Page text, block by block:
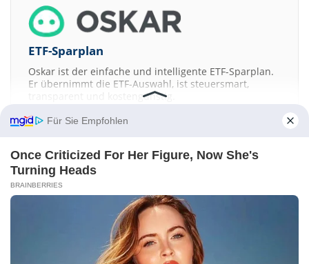
ETF-Sparplan
Oskar ist der einfache und intelligente ETF-Sparplan.
Er übernimmt die ETF-Auswahl, ist steuersmart,
transparent und kostengünstig.
JETZT MEHR ERFAHREN
EuroStoxx 50 Dow Jones NASDAQ 100
S&P 500
Impressum-Werbung -Barrierefreiheit
Für Sie Empfohlen
Once Criticized For Her Figure, Now She's
Turning Heads
BRAINBERRIES